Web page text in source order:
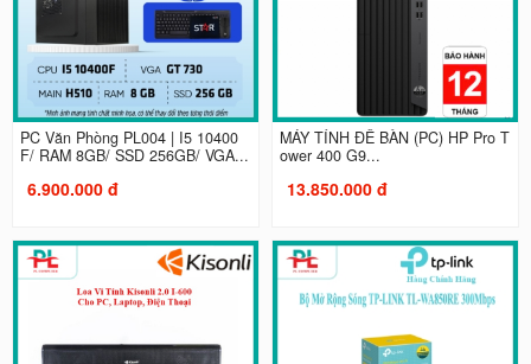
PC Văn Phòng PL004 | I5 10400
F/ RAM 8GB/ SSD 256GB/ VGA...
6.900.000 đ
MÁY TÍNH ĐỂ BÀN (PC) HP Pro T
ower 400 G9...
13.850.000 đ